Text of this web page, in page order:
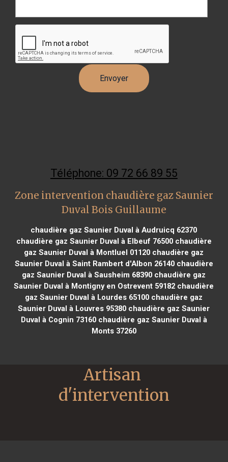
Téléphone: 09 72 66 89 55
Zone intervention chaudière gaz Saunier
Duval Bois Guillaume
chaudière gaz Saunier Duval à Audruicq 62370
chaudière gaz Saunier Duval à Elbeuf 76500chaudière
gaz Saunier Duval à Montluel 01120 chaudière gaz
Saunier Duval à Saint Rambert d'Albon 26140chaudière
gaz Saunier Duval à Sausheim 68390 chaudière gaz
Saunier Duval à Montigny en Ostrevent 59182 chaudière
gaz Saunier Duval à Lourdes 65100 chaudière gaz
Saunier Duval à Louvres 95380 chaudière gaz Saunier
Duval à Cognin 73160chaudière gaz Saunier Duval à
Monts 37260
Artisan
d'intervention